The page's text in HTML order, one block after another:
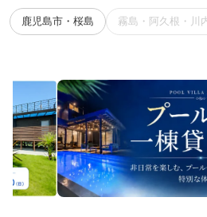
鹿児島市・桜島 霧島・阿久根・川